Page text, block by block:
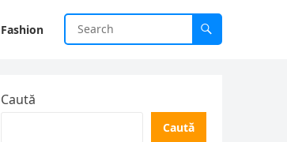
Fashion
Caută
Caută